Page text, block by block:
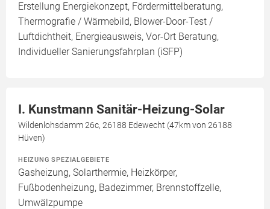
Erstellung Energiekonzept, Fördermittelberatung,
Thermografie / Wärmebild, Blower-Door-Test /
Luftdichtheit, Energieausweis, Vor-Ort Beratung,
Individueller Sanierungsfahrplan (iSFP)
I. Kunstmann Sanitär-Heizung-Solar
Wildenlohsdamm 26c, 26188 Edewecht (47km von 26188
Hüven)
HEIZUNG SPEZIALGEBIETE
Gasheizung, Solarthermie, Heizkörper,
Fußbodenheizung, Badezimmer, Brennstoffzelle,
Umwälzpumpe